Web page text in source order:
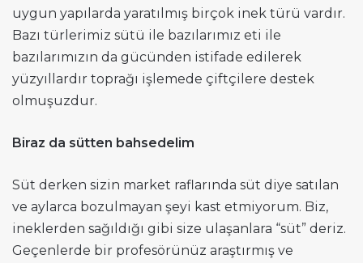
uygun yapılarda yaratılmış birçok inek türü vardır.
Bazı türlerimiz sütü ile bazılarımız eti ile
bazılarımızın da gücünden istifade edilerek
yüzyıllardır toprağı işlemede çiftçilere destek
olmuşuzdur.
Biraz da sütten bahsedelim
Süt derken sizin market raflarında süt diye satılan
ve aylarca bozulmayan şeyi kast etmiyorum. Biz,
ineklerden sağıldığı gibi size ulaşanlara “süt” deriz.
Geçenlerde bir profesörünüz araştırmış ve